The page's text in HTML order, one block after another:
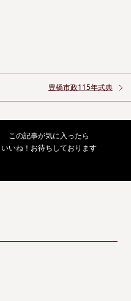
豊橋市政115年式典
この記事が気に入ったら
いいね！お待ちしております